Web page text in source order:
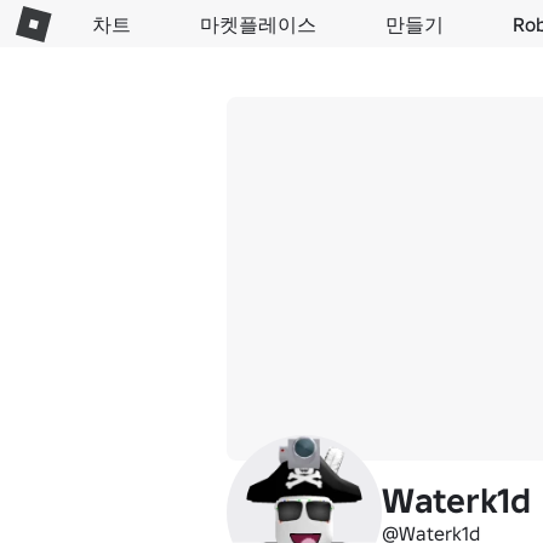
차트 마켓플레이스 만들기
Waterk1d
@Waterk1d